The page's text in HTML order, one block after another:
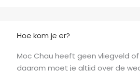
Hoe kom je er?
Moc Chau heeft geen vliegveld
daarom moet je altijd over de